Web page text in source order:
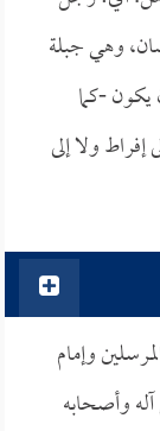
وهي جبلة
يكون -كما
ولا إلى
وإمام
وأصحابه